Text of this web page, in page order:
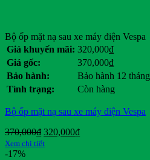
Bộ ốp mặt nạ sau xe máy điện Vespa
Giá khuyến mãi: 320,000₫
Giá gốc:
370,000₫
Bảo hành:
Bảo hành 12 tháng
Tình trạng:
Còn hàng
Bộ ốp mặt nạ sau xe máy điện Vespa
370,000₫ Giá
gốc
320,000₫Giá
Xem chi tiết
-17%